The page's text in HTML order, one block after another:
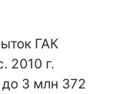
ГАК
2010 г.
3 млн 372